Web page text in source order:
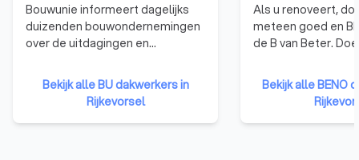
Bouwunie informeert dagelijks
duizenden bouwondernemingen
over de uitdagingen en
Bouwunie is er voor alle kmo-
bedrijven en zelfstandige
ondernemers uit de bouwsector.
We behartigen de belangen bij
Bekijk alle BU dakwerkers in
Rijkevorsel
Als u renoveert,
meteen goed en
de B van Beter.
hiervan durven
promoten en/of in
Bekijk alle BENO